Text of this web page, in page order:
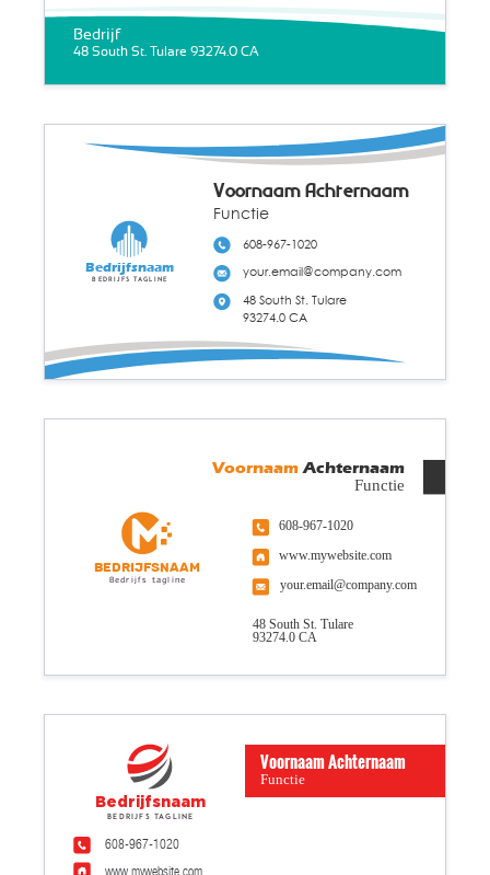
Bedrijf
48 South St. Tulare 93274.0 CA
608-967-1020
your.email@company.com
48 South St. Tulare
93274.0 CA
Functie
Voornaam Achternaam
Bedrijfsnaam
Bedrijfs tagline
608-967-1020
www.mywebsite.com
your.email@company.com
48 South St. Tulare
93274.0 CA
Functie
VoornaamAchternaam
Bedrijfsnaam
Bedrijfs tagline
www.mywebsite.com
608-967-1020
Functie
Voornaam Achternaam
Bedrijfsnaam
Bedrijfs tagline